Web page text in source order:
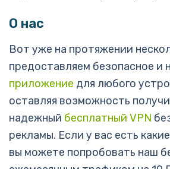
О нас
Вот уже на протяжении
предоставляем безопасное и
приложение для любого
оставляя возможность
надежный бесплатный VPN
рекламы. Если у вас есть
вы можете попробовать наш